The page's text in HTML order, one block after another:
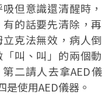
但意識還清醒時，
的話要先清除，再
克法無效，病人倒
叫、叫」的兩個動
二請人去拿AED儀
使用AED儀器。